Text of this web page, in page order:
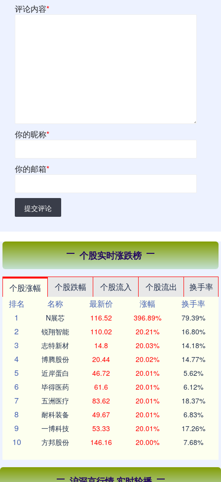
评论内容*
你的昵称*
你的邮箱*
提交评论
个股实时涨跌榜
个股涨幅 个股跌幅 个股流入 个股流出
换手率
排名
名称 最新价 涨幅
换手率
1
N展芯 116.52 396.89% 79.39%
2 锐翔智能 110.02 20.21% 16.80%
3 志特新材 14.8 20.03% 14.18%
4 博腾股份 20.44 20.02% 14.77%
5 近岸蛋白 46.72 20.01% 5.62%
6 毕得医药 61.6 20.01% 6.12%
7 五洲医疗 83.62 20.01% 18.37%
8 耐科装备 49.67 20.01% 6.83%
9 一博科技 53.33 20.01% 17.26%
10 方邦股份 146.16 20.00% 7.68%